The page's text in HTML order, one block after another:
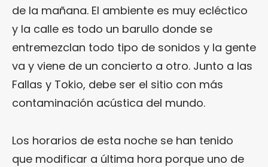
de la mañana. El ambiente es muy ecléctico
y la calle es todo un barullo donde se
entremezclan todo tipo de sonidos y la gente
va y viene de un concierto a otro. Junto a las
Fallas y Tokio, debe ser el sitio con más
contaminación acústica del mundo.
Los horarios de esta noche se han tenido
que modificar a última hora porque uno de